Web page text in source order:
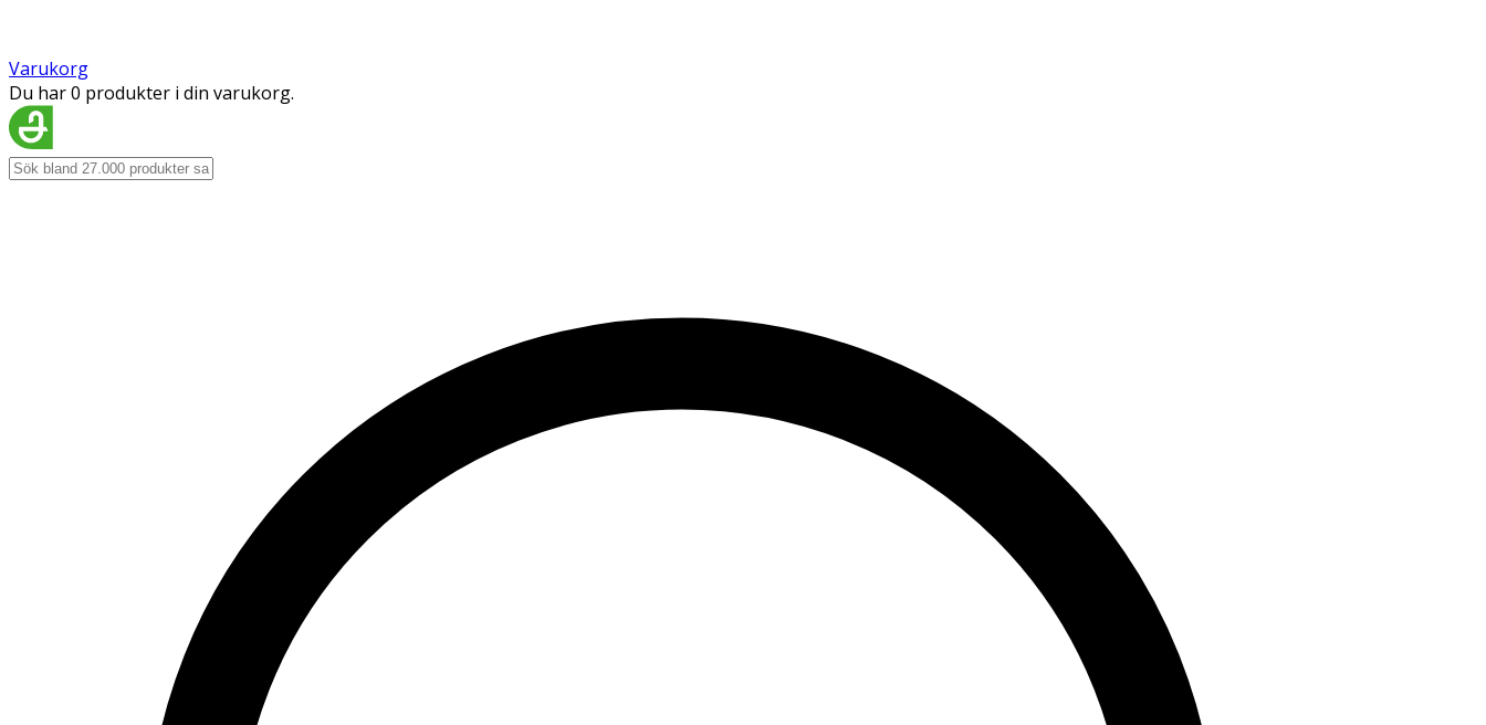
Varukorg
Du har 0 produkter i din varukorg.